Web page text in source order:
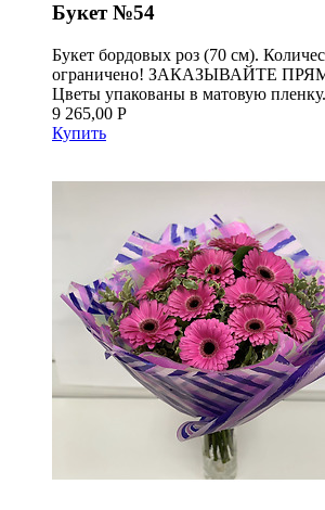
Букет №54
Букет бордовых роз (70 см).
ограничено! ЗАКАЗЫВАЙТЕ
Цветы упакованы в матовую пленку.
9 265,00 Р
Купить